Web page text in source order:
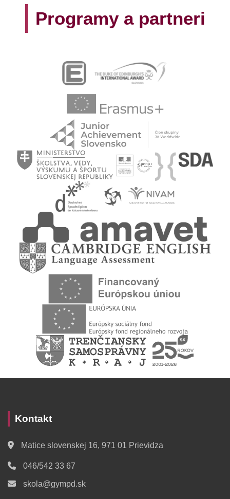
Programy a partneri
Kontakt
Matice slovenskej 16, 971 01 Prievidza
046/542 33 67
skola@gympd.sk